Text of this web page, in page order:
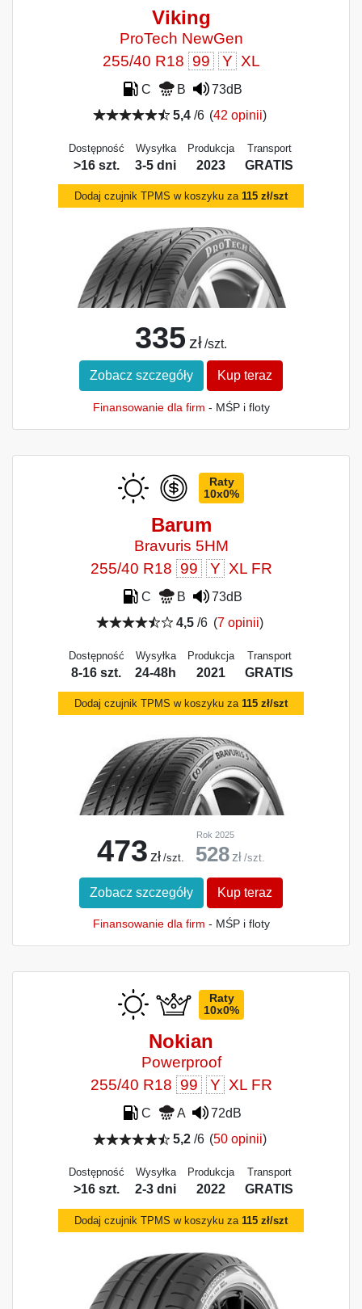
Viking
ProTech NewGen
255/40 R18 99 Y XL
C B
73dB
5,4/6 (42 opinii)
Dostępność
>16 szt.
Wysyłka
3-5 dni
Produkcja
2023
Transport
GRATIS
Dodaj czujnik TPMS w koszyku za 115 zł/szt
335 zł /szt.
Zobacz szczegóły Kup teraz
Finansowanie dla firm - MŚP i floty
Raty
10x0%
Barum
Bravuris 5HM
255/40 R18 99 Y XL FR
C B
73dB
4,5 /6 (7 opinii)
Dostępność
8-16 szt.
Wysyłka
24-48h
Produkcja
2021
Transport
GRATIS
Dodaj czujnik TPMS w koszyku za 115 zł/szt
473 zł /szt.
Rok 2025
528 zł /szt.
Zobacz szczegóły Kup teraz
Finansowanie dla firm - MŚP i floty
Raty
10x0%
Nokian
Powerproof
255/40 R18 99 Y XL FR
C A
72dB
5,2/6 (50 opinii)
Dostępność
>16 szt.
Wysyłka
2-3 dni
Produkcja
2022
Transport
GRATIS
Dodaj czujnik TPMS w koszyku za 115 zł/szt